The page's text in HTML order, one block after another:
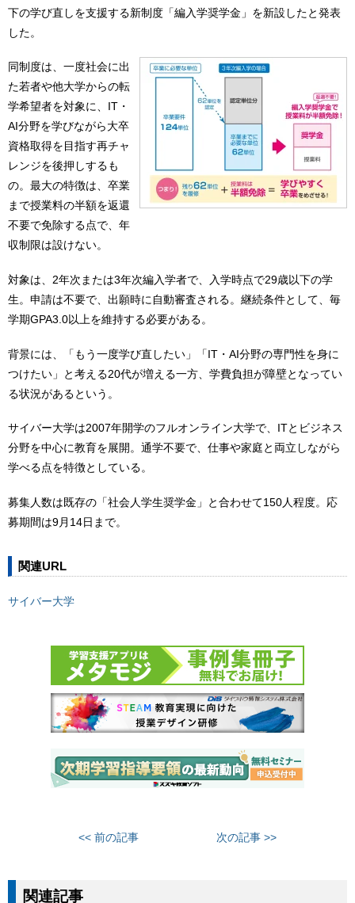
下の学び直しを支援する新制度「編入学奨学金」を新設したと発表
した。
同制度は、一度社会に出
た若者や他大学からの転
学希望者を対象に、IT・
AI分野を学びながら大卒
資格取得を目指す再チャ
レンジを後押しするも
の。最大の特徴は、卒業
まで授業料の半額を返還
不要で免除する点で、年
収制限は設けない。
対象は、2年次または3年次編入学者で、入学時点で29歳以下の学
生。申請は不要で、出願時に自動審査される。継続条件として、毎
学期GPA3.0以上を維持する必要がある。
背景には、「もう一度学び直したい」「IT・AI分野の専門性を身に
つけたい」と考える20代が増える一方、学費負担が障壁となってい
る状況があるという。
サイバー大学は2007年開学のフルオンライン大学で、ITとビジネス
分野を中心に教育を展開。通学不要で、仕事や家庭と両立しながら
学べる点を特徴としている。
募集人数は既存の「社会人学生奨学金」と合わせて150人程度。応
募期間は9月14日まで。
関連URL
サイバー大学
<< 前の記事 次の記事 >>
関連記事